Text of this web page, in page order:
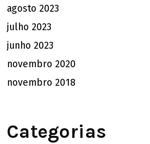
agosto 2023
julho 2023
junho 2023
novembro 2020
novembro 2018
Categorias